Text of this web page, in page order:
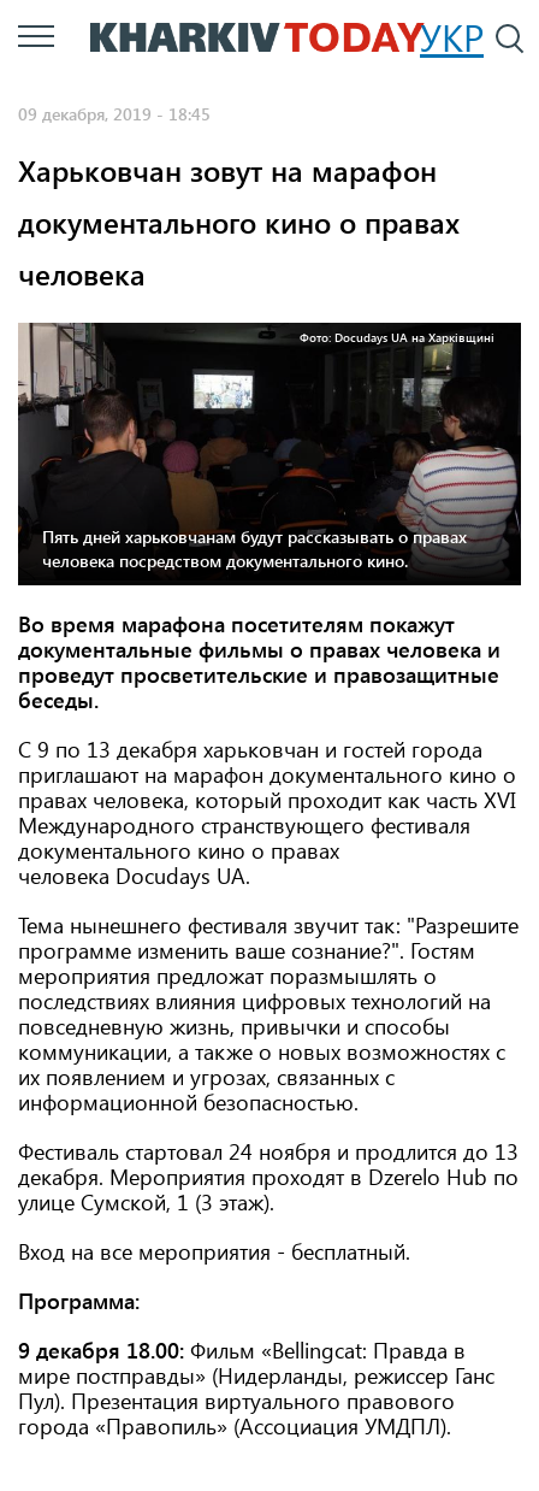
Перейти
к
УКР
09 декабря, 2019 - 18:45
Харьковчан зовут на марафон
документального кино о правах
человека
Фото: Docudays UA на Харківщині
Пять дней харьковчанам будут рассказывать о правах
человека посредством документального кино.
Во время марафона посетителям покажут
документальные фильмы о правах человека и
проведут просветительские и правозащитные
беседы.
С 9 по 13 декабря харьковчан и гостей города
приглашают на марафон документального кино о
правах человека, который проходит как часть XVІ
Международного странствующего фестиваля
документального кино о правах
человека Docudays UA.
Тема нынешнего фестиваля звучит так: "Разрешите
программе изменить ваше сознание?". Гостям
мероприятия предложат поразмышлять о
последствиях влияния цифровых технологий на
повседневную жизнь, привычки и способы
коммуникации, а также о новых возможностях с
их появлением и угрозах, связанных с
информационной безопасностью.
Фестиваль стартовал 24 ноября и продлится до 13
декабря. Мероприятия проходят в Dzerelo Hub по
улице Сумской, 1 (3 этаж).
Вход на все мероприятия - бесплатный.
Программа:
9 декабря 18.00: Фильм «Bellingcat: Правда в
мире постправды» (Нидерланды, режиссер Ганс
Пул). Презентация виртуального правового
города «Правопиль» (Ассоциация УМДПЛ).